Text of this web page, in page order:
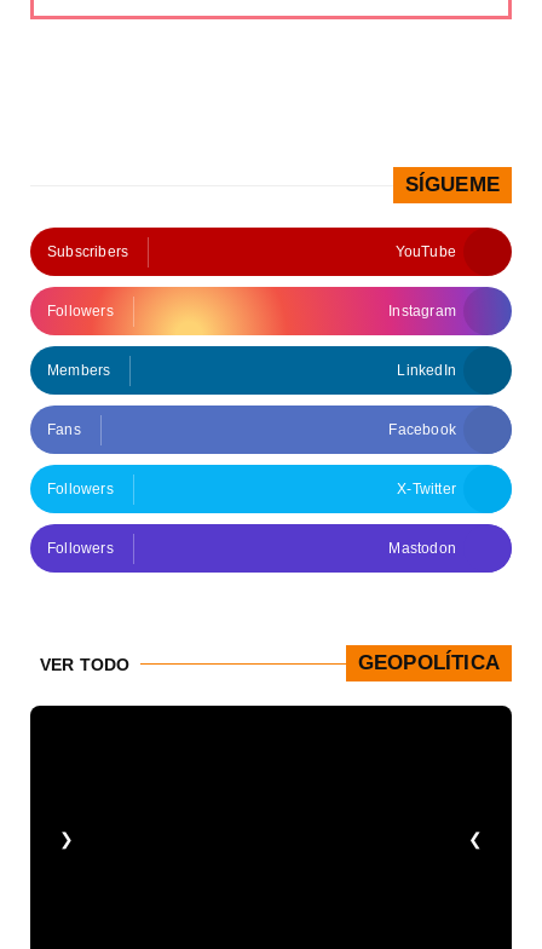
SÍGUEME
YouTube
Subscribers
Instagram
Followers
LinkedIn
Members
Facebook
Fans
X-Twitter
Followers
Mastodon
Followers
GEOPOLÍTICA
VER TODO
❮ ❯